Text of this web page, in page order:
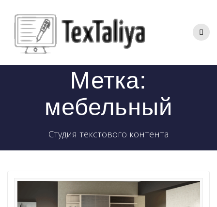
контенту
Метка:
мебельный
Студия текстового контента